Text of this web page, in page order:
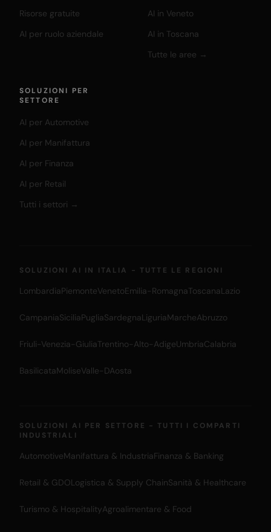
Risorse gratuite
AI per ruolo aziendale
AI in Veneto
AI in Toscana
Tutte le aree →
SOLUZIONI PER
SETTORE
AI per Automotive
AI per Manifattura
AI per Finanza
AI per Retail
Tutti i settori →
SOLUZIONI AI IN ITALIA - TUTTE LE REGIONI
LombardiaPiemonteVenetoEmilia-RomagnaToscanaLazio
CampaniaSiciliaPugliaSardegnaLiguriaMarcheAbruzzo
Friuli-Venezia-GiuliaTrentino-Alto-AdigeUmbriaCalabria
BasilicataMoliseValle-DAosta
SOLUZIONI AI PER SETTORE - TUTTI I COMPARTI
INDUSTRIALI
AutomotiveManifattura & IndustriaFinanza & Banking
Retail & GDOLogistica & Supply ChainSanità & Healthcare
Turismo & HospitalityAgroalimentare & Food